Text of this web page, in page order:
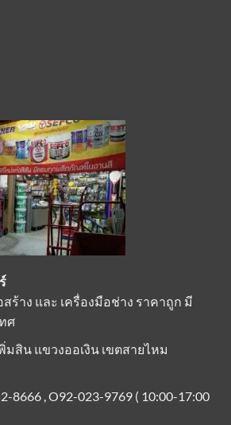
ร้าง และ เครื่องมือช่าง ราคาถูก มี
ศ
มสิน แขวงออเงิน เขตสายไหม
8666 , O92-023-9769 ( 10:00-17:00